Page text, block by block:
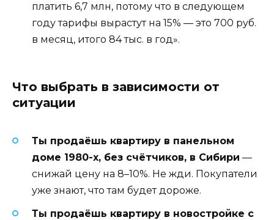
платить 6,7 млн, потому что в следующем
году тарифы вырастут на 15% — это 700 руб.
в месяц, итого 84 тыс. в год».
Что выбрать в зависимости от
ситуации
Ты продаёшь квартиру в панельном
доме 1980-х, без счётчиков, в Сибири —
снижай цену на 8–10%. Не жди. Покупатели
уже знают, что там будет дороже.
Ты продаёшь квартиру в новостройке с